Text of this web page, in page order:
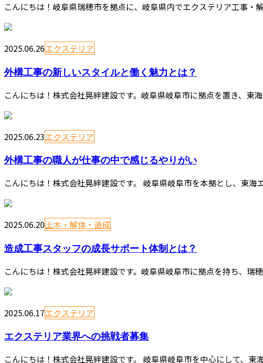
こんにちは！岐阜県瑞穂市を拠点に、岐阜県内でエクステリア工事
2025.06.26エクステリア
外構工事の新しいスタイルと働く魅力とは？
こんにちは！株式会社晃絆建設です。岐阜県岐阜市に拠点を置き、
2025.06.23エクステリア
外構工事の職人が仕事の中で感じるやりがい
こんにちは！株式会社晃絆建設です。 岐阜県岐阜市を本拠とし、東
2025.06.20土木・解体・造成
造成工事スタッフの成長サポート体制とは？
こんにちは！株式会社晃絆建設です。岐阜県岐阜市に拠点を持ち、
2025.06.17エクステリア
エクステリア業界への挑戦者募集
こんにちは！株式会社晃絆建設です。 岐阜県岐阜市を中心にして、